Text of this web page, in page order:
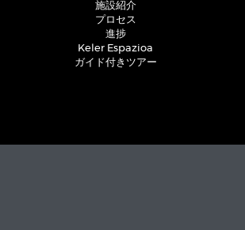
施設紹介
プロセス
進捗
Keler Espazioa
ガイド付きツアー